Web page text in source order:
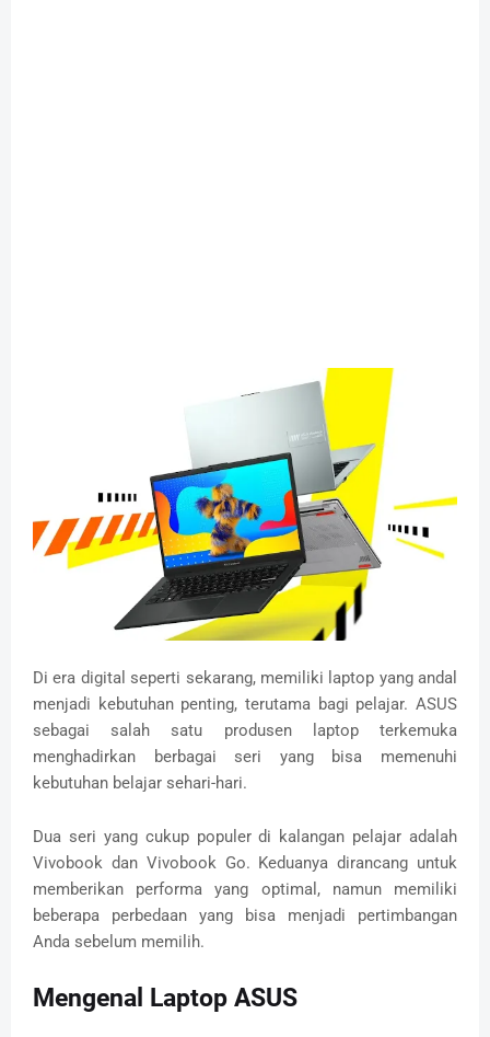
Di era digital seperti sekarang, memiliki laptop yang andal
menjadi kebutuhan penting, terutama bagi pelajar. ASUS
sebagai salah satu produsen laptop terkemuka
menghadirkan berbagai seri yang bisa memenuhi
kebutuhan belajar sehari-hari.
Dua seri yang cukup populer di kalangan pelajar adalah
Vivobook dan Vivobook Go. Keduanya dirancang untuk
memberikan performa yang optimal, namun memiliki
beberapa perbedaan yang bisa menjadi pertimbangan
Anda sebelum memilih.
Mengenal Laptop ASUS